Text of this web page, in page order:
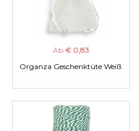
Ab € 0,83
Organza Geschenktüte Weiß.